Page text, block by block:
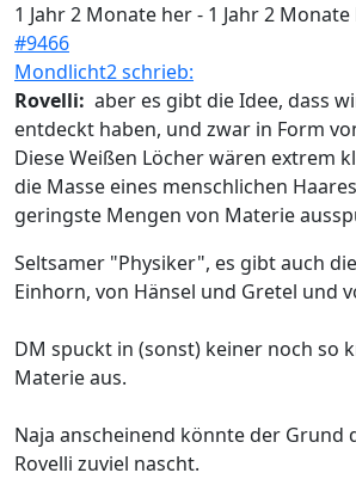
1 Jahr 2 Monate her- 1 Jahr 2
#9466
Mondlicht2 schrieb:
Rovelli: aber es gibt die Idee, dass
entdeckt haben, und zwar in Form
Diese Weißen Löcher wären extrem
die Masse eines menschlichen
geringste Mengen von Materie
Seltsamer "Physiker", es gibt auch
Einhorn, von Hänsel und Gretel und
DM spuckt in (sonst) keiner noch so
Materie aus.
Naja anscheinend könnte der Grund
Rovelli zuviel nascht.